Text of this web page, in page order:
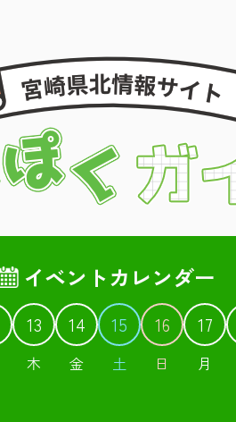
イベントカレンダー
13
木
14
金
15
土
16
日
17
月